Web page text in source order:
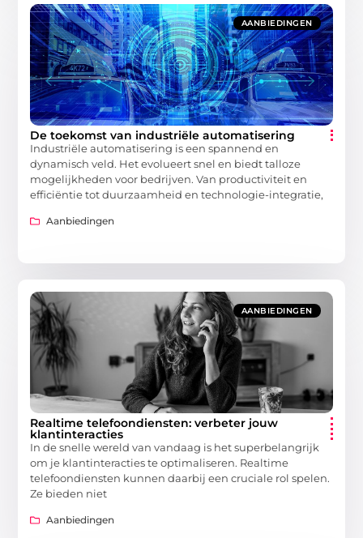
AANBIEDINGEN
De toekomst van industriële automatisering
Industriële automatisering is een spannend en
dynamisch veld. Het evolueert snel en biedt talloze
mogelijkheden voor bedrijven. Van productiviteit en
efficiëntie tot duurzaamheid en technologie-integratie,
Aanbiedingen
AANBIEDINGEN
Realtime telefoondiensten: verbeter jouw
klantinteracties
In de snelle wereld van vandaag is het superbelangrijk
om je klantinteracties te optimaliseren. Realtime
telefoondiensten kunnen daarbij een cruciale rol spelen.
Ze bieden niet
Aanbiedingen